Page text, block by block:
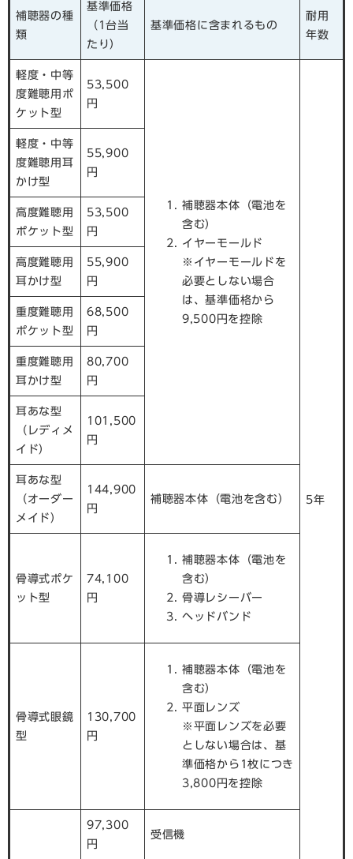
補聴器の種
類
基準価格
（1台当
たり）
基準価格に含まれるもの
耐用
年数
軽度・中等
度難聴用ポ
ケット型
53,500
円
補聴器本体（電池を
含む）
イヤーモールド
※イヤーモールドを
必要としない場合
は、基準価格から
9,500円を控除
5年
軽度・中等
度難聴用耳
かけ型
55,900
円
高度難聴用
ポケット型
53,500
円
高度難聴用
耳かけ型
55,900
円
重度難聴用
ポケット型
68,500
円
重度難聴用
耳かけ型
80,700
円
耳あな型
（レディメ
イド）
101,500
円
耳あな型
（オーダー
メイド）
144,900
円
補聴器本体（電池を含む）
骨導式ポケ
ット型
74,100
円
補聴器本体（電池を
含む）
骨導レシーバー
ヘッドバンド
骨導式眼鏡
型
130,700
円
補聴器本体（電池を
含む）
平面レンズ
※平面レンズを必要
としない場合は、基
準価格から1枚につき
3,800円を控除
97,300
円
受信機